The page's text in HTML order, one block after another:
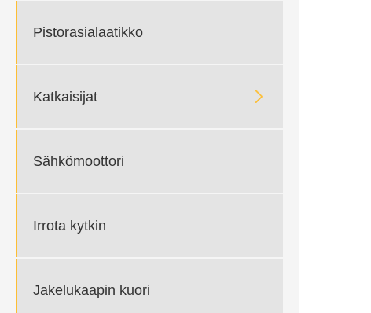
Pistorasialaatikko
Katkaisijat 
Sähkömoottori
Irrota kytkin
Jakelukaapin kuori